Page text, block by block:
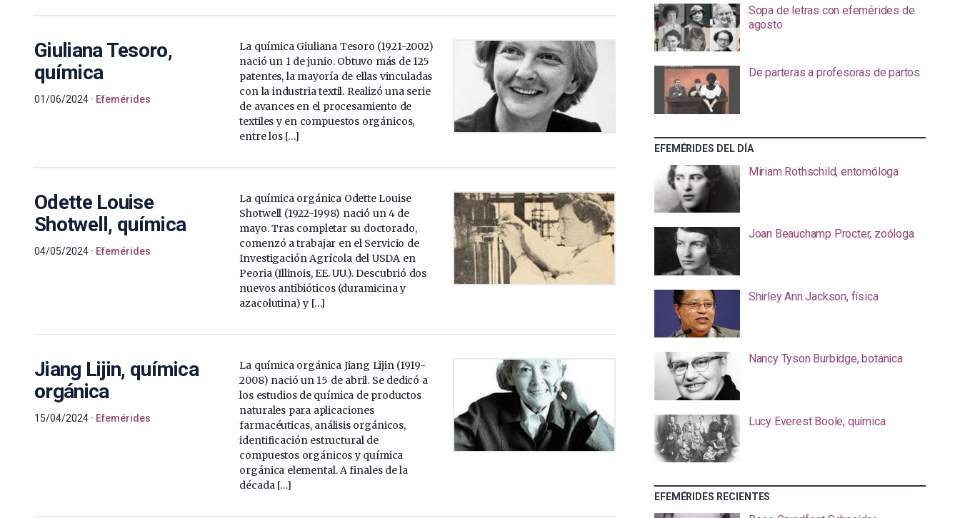
Giuliana Tesoro,
química
01/06/2024 Efemérides
La química Giuliana Tesoro (1921-2002)
nació un 1 de junio. Obtuvo más de 125
patentes, la mayoría de ellas vinculadas
con la industria textil. Realizó una serie
de avances en el procesamiento de
textiles y en compuestos orgánicos,
entre los […]
Odette Louise
Shotwell, química
04/05/2024 Efemérides
La química orgánica Odette Louise
Shotwell (1922-1998) nació un 4 de
mayo. Tras completar su doctorado,
comenzó a trabajar en el Servicio de
Investigación Agrícola del USDA en
Peoria (Illinois, EE. UU.). Descubrió dos
nuevos antibióticos (duramicina y
azacolutina) y […]
Jiang Lijin, química
orgánica
15/04/2024 Efemérides
La química orgánica Jiang Lijin (1919-
2008) nació un 15 de abril. Se dedicó a
los estudios de química de productos
naturales para aplicaciones
farmacéuticas, análisis orgánicos,
identificación estructural de
compuestos orgánicos y química
orgánica elemental. A finales de la
década […]
Sopa de letras con efemérides de
agosto
De parteras a profesoras de partos
EFEMÉRIDES DEL DÍA
Miriam Rothschild, entomóloga
Joan Beauchamp Procter, zoóloga
Shirley Ann Jackson, física
Nancy Tyson Burbidge, botánica
Lucy Everest Boole, química
EFEMÉRIDES RECIENTES